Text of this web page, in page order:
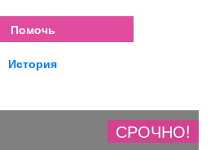
Помочь
История
СРОЧНО!